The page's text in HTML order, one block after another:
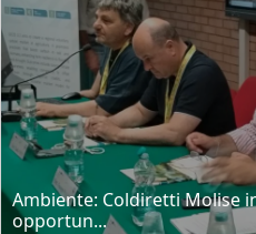
Ambiente: Coldiretti Molise
opportun...